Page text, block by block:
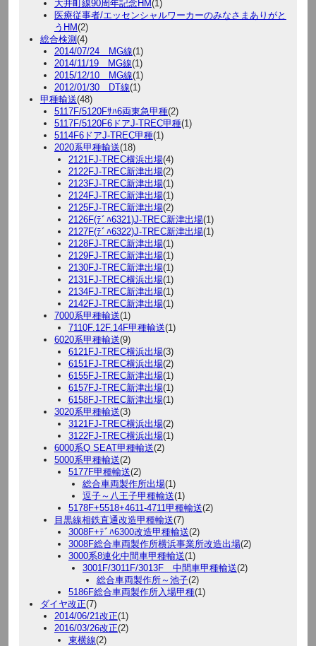
大井町線90周年記念HM(1)
医療従事者/エッセンシャルワーカーのみなさまありがと
うHM(2)
総合検測 (4)
2014/07/24 MG線(1)
2014/11/19 MG線(1)
2015/12/10 MG線(1)
2012/01/30 DT線(1)
甲種輸送(48)
5117F/5120Fｻﾊ6両東急甲種(2)
5117F/5120F6ドアJ-TREC甲種(1)
5114F6ドアJ-TREC甲種(1)
2020系甲種輸送(18)
2121FJ-TREC横浜出場(4)
2122FJ-TREC新津出場(2)
2123FJ-TREC新津出場(1)
2124FJ-TREC新津出場(1)
2125FJ-TREC新津出場(2)
2126F(ﾃﾞﾊ6321)J-TREC新津出場(1)
2127F(ﾃﾞﾊ6322)J-TREC新津出場(1)
2128FJ-TREC新津出場(1)
2129FJ-TREC新津出場(1)
2130FJ-TREC新津出場(1)
2131FJ-TREC横浜出場(1)
2134FJ-TREC新津出場(1)
2142FJ-TREC新津出場(1)
7000系甲種輸送(1)
7110F.12F.14F甲種輸送(1)
6020系甲種輸送(9)
6121FJ-TREC横浜出場(3)
6151FJ-TREC横浜出場(2)
6155FJ-TREC新津出場(1)
6157FJ-TREC新津出場(1)
6158FJ-TREC新津出場(1)
3020系甲種輸送(3)
3121FJ-TREC横浜出場(2)
3122FJ-TREC横浜出場(1)
6000系Q SEAT甲種輸送(2)
5000系甲種輸送(2)
5177F甲種輸送(2)
総合車両製作所出場(1)
逗子～八王子甲種輸送(1)
5178F+5518+4611-4711甲種輸送(2)
目黒線相鉄直通改造甲種輸送(7)
3008F+ﾃﾞﾊ6300改造甲種輸送(2)
3008F総合車両製作所横浜事業所改造出場(2)
3000系8連化中間車甲種輸送(1)
3001F/3011F/3013F 中間車甲種輸送(2)
総合車両製作所～池子(2)
5186F総合車両製作所入場甲種(1)
ダイヤ改正(7)
2014/06/21改正(1)
2016/03/26改正(2)
東横線(2)